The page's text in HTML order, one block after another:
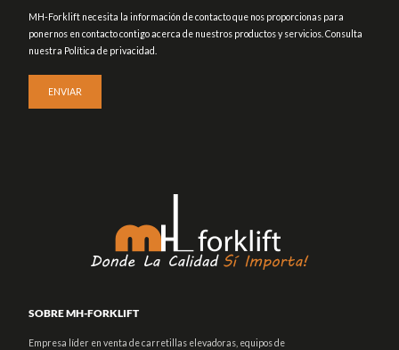
MH-Forklift necesita la información de contacto que nos proporcionas para
ponernos en contacto contigo acerca de nuestros productos y servicios. Consulta
nuestra Política de privacidad.
SOBRE MH-FORKLIFT
Empresa líder en venta de carretillas elevadoras, equipos de